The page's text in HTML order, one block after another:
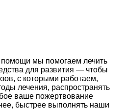
мы помогаем лечить
для развития — чтобы
с которыми работаем,
лечения, распространять
ваше пожертвование
быстрее выполнять наши